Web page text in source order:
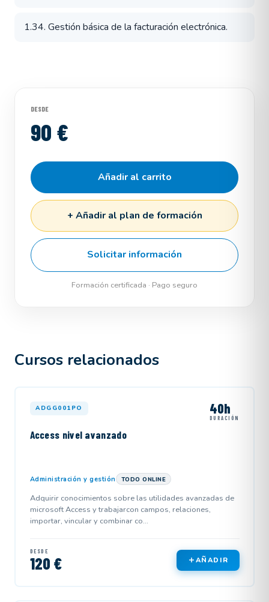
1.34. Gestión básica de la facturación electrónica.
DESDE
90 €
Añadir al carrito
+ Añadir al plan de formación
Solicitar información
Formación certificada · Pago seguro
Cursos relacionados
ADGG001PO 40h
DURACIÓN
Access nivel avanzado
Administración y gestión TODO ONLINE
Adquirir conocimientos sobre las utilidades avanzadas de
microsoft Access y trabajarcon campos, relaciones,
importar, vincular y combinar co...
DESDE
120 € AÑADIR